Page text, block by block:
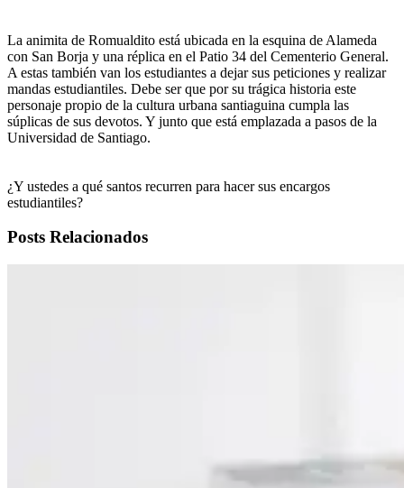
La animita de Romualdito está ubicada en la esquina de Alameda
con San Borja y una réplica en el Patio 34 del Cementerio General.
A estas también van los estudiantes a dejar sus peticiones y realizar
mandas estudiantiles. Debe ser que por su trágica historia este
personaje propio de la cultura urbana santiaguina cumpla las
súplicas de sus devotos. Y junto que está emplazada a pasos de la
Universidad de Santiago.
¿Y ustedes a qué santos recurren para hacer sus encargos
estudiantiles?
Posts Relacionados